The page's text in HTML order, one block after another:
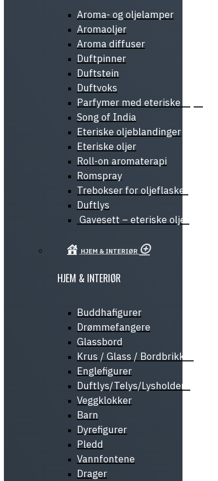
Aroma- og oljelamper
Aromaoljer
Aroma diffuser
Duftpinner
Duftstein
Duftvoks
Parfymer med eteriske oljer
Song of India
Eteriske oljeblandinger
Eteriske oljer
Roll-on aromaterapi
Romspray
Trebokser for oljeflasker
Duftlys
Gavesett – eteriske oljer
HJEM & INTERIØR
HJEM & INTERIØR
Buddhafigurer
Drømmefangere
Glassbord
Krus / Glass / Bordbrikker
Englefigurer
Duftlys/Telys/Lysholdere
Veggklokker
Barn
Dyrefigurer
Pledd
Vannfontene
Drager